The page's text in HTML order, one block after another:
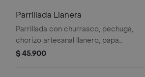
Parrillada Llanera
Parrillada con churrasco, pechuga,
chorizo artesanal llanero, papa
francesa, yuca, patacón, ensalada de
$ 45.900